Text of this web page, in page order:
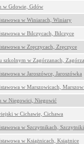
w Gdowie, Gdów
w Winiarach, Winiary
w Bilczycach, Bilczyce
w Zręczycach, Zręczyce
szkolnym w Zagórzanach,
w Jaroszówce, Jaroszówka
w Marszowicach,
w Niegowici, Niegowić
w Cichawie, Cichawa
w Szczytnikach, Szczytniki
w Książnicach, Książnice